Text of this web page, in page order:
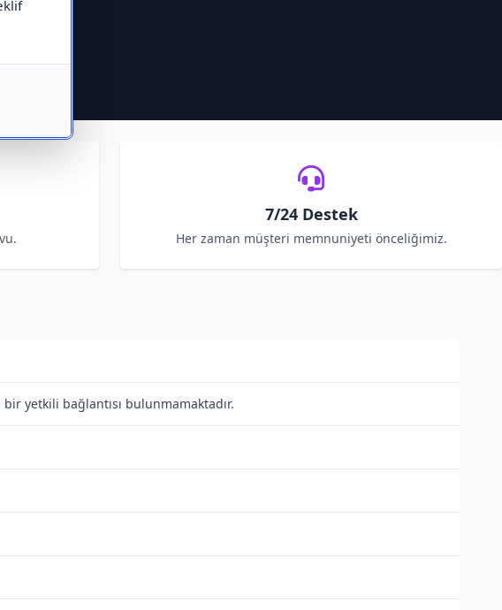
7/24 Destek
Her zaman müşteri memnuniyeti önceliğimiz.
yetkili bağlantısı bulunmamaktadır.